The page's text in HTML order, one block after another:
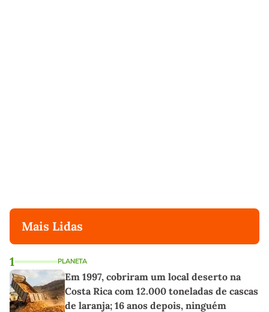
Mais Lidas
1 PLANETA
Em 1997, cobriram um local deserto na
Costa Rica com 12.000 toneladas de cascas
de laranja; 16 anos depois, ninguém